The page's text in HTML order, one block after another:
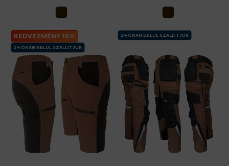
KEDVEZMÉNY 10%
24 ÓRÁN BELÜL SZÁLLÍTJUK
24 ÓRÁN BELÜL SZÁLLÍTJUK